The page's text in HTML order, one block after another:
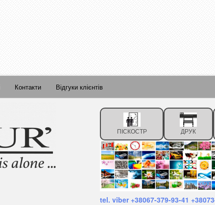
Контакти Відгуки клієнтів
ПІСКОСТР ДРУК
tel. viber +38067-379-93-41